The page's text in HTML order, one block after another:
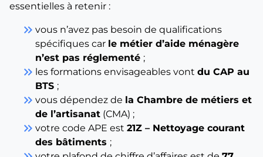
essentielles à retenir :
keyboard_double_arrow_right vous n’avez pas besoin de qualifications
spécifiques car le métier d’aide ménagère
n’est pas réglementé ;
keyboard_double_arrow_right les formations envisageables vont du CAP au
BTS ;
keyboard_double_arrow_right vous dépendez de la Chambre de métiers et
de l’artisanat (CMA) ;
keyboard_double_arrow_right votre code APE est 21Z – Nettoyage courant
des bâtiments ;